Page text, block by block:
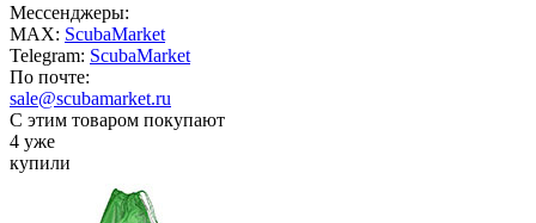
Мессенджеры:
MAX: ScubaMarket
Telegram: ScubaMarket
По почте:
sale@scubamarket.ru
С этим товаром покупают
4 уже
купили